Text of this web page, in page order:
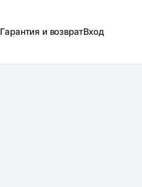
Гарантия и возвратВход